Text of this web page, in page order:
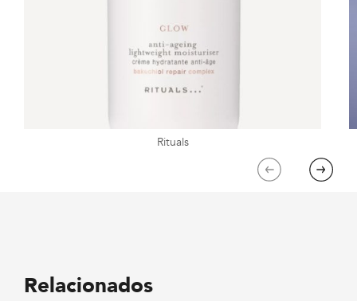
Previous Next
Rituals
Relacionados